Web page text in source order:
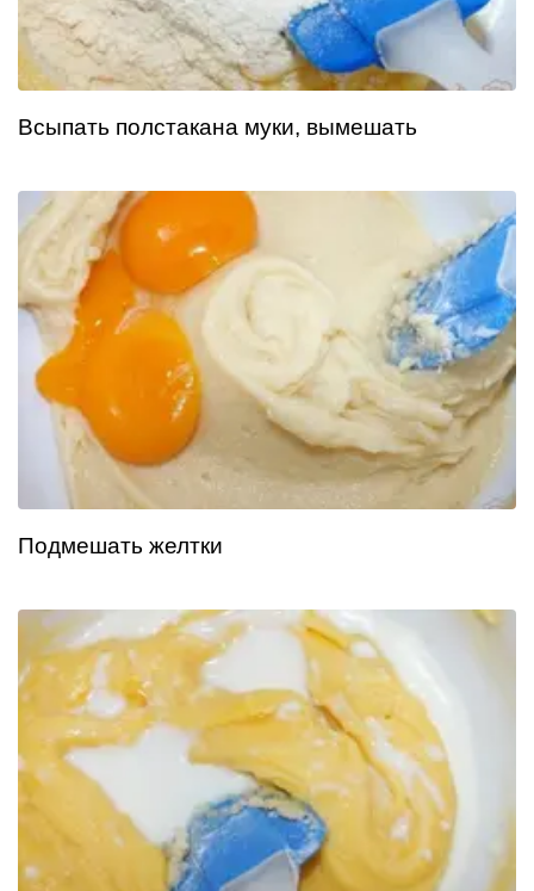
Всыпать полстакана муки, вымешать
Подмешать желтки